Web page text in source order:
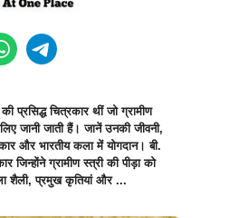
प्रसिद्ध चित्रकार थीं जो ग्रामीण
जानी जाती हैं। जानें उनकी जीवनी,
और भारतीय कला में योगदान। बी.
जिन्होंने ग्रामीण स्त्री की पीड़ा को
शैली, प्रमुख कृतियां और ...